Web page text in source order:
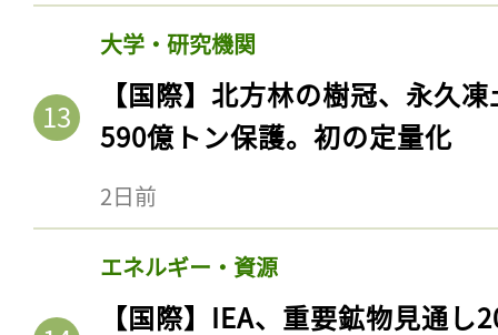
大学・研究機関
【国際】北方林の樹冠、永久
590億トン保護。初の定量化
2日前
エネルギー・資源
【国際】IEA、重要鉱物見通